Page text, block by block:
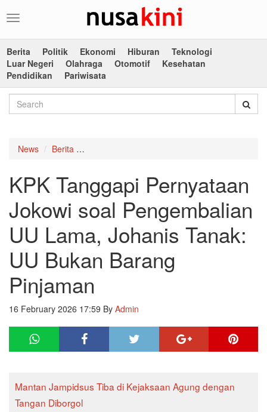
Toggle
Berita
Politik Ekonomi Hiburan
Teknologi
Luar Negeri
Olahraga Otomotif
Kesehatan
Pendidikan
Pariwisata
News Berita
KPK Tanggapi Pernyataan
Jokowi soal Pengembalian
UU Lama, Johanis Tanak:
UU Bukan Barang
Pinjaman
16 February 2026 17:59 By Admin
Mantan Jampidsus Tiba di Kejaksaan Agung dengan
Tangan Diborgol